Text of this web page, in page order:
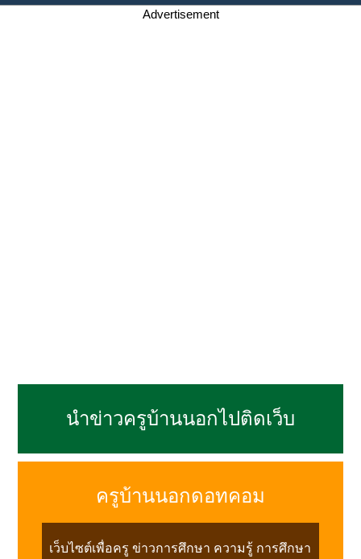
Advertisement
นำข่าวครูบ้านนอกไปติดเว็บ
ครูบ้านนอกดอทคอม
เว็บไซต์เพื่อครู ข่าวการศึกษา ความรู้ การศึกษา